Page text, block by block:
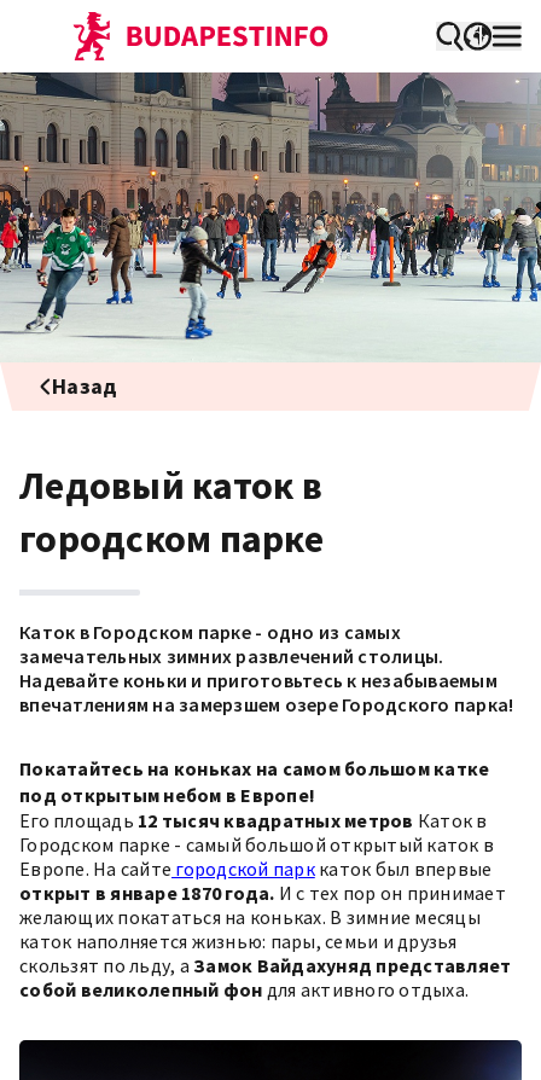
Назад
Ледовый каток в
городском парке
Каток в Городском парке - одно из самых
замечательных зимних развлечений столицы.
Надевайте коньки и приготовьтесь к незабываемым
впечатлениям на замерзшем озере Городского парка!
Покатайтесь на коньках на самом большом катке
под открытым небом в Европе!
Его площадь 12 тысяч квадратных метров Каток в
Городском парке - самый большой открытый каток в
Европе. На сайте городской парккаток был впервые
открыт в январе 1870 года. И с тех пор он принимает
желающих покататься на коньках. В зимние месяцы
каток наполняется жизнью: пары, семьи и друзья
скользят по льду, а Замок Вайдахуняд представляет
собой великолепный фон для активного отдыха.